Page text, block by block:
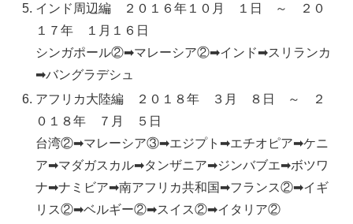
インド周辺編 ２０１６年１０月 １日 ～ ２０
１７年 １月１６日
シンガポール②➡マレーシア②➡インド➡スリランカ
➡バングラデシュ
アフリカ大陸編 ２０１８年 ３月 ８日 ～ ２
０１８年 ７月 ５日
台湾②➡マレーシア③➡エジプト➡エチオピア➡ケニ
ア➡マダガスカル➡タンザニア➡ジンバブエ➡ボツワ
ナ➡ナミビア➡南アフリカ共和国➡フランス②➡イギ
リス②➡ベルギー②➡スイス②➡イタリア②